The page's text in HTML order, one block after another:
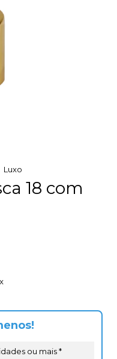
Luxo
18 com
ou mais *